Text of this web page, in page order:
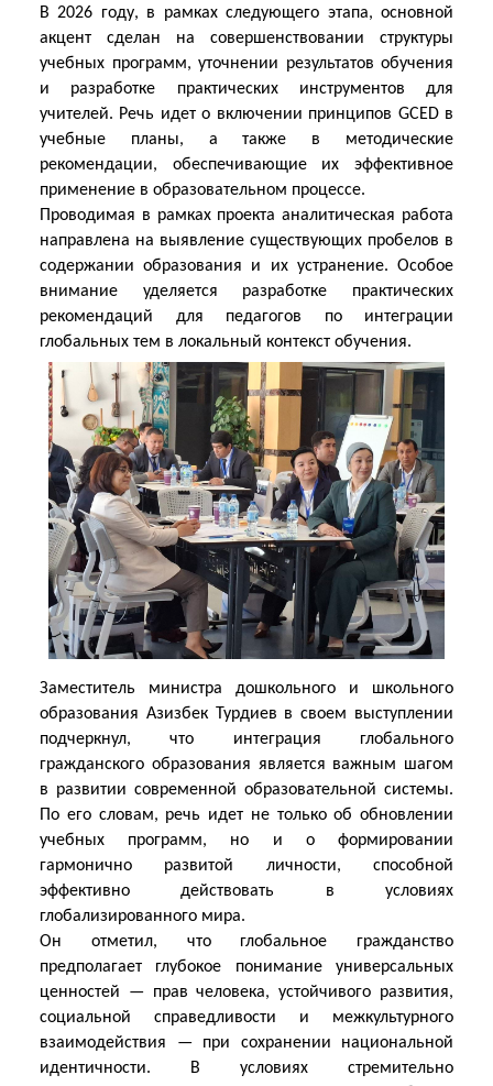
В 2026 году, в рамках следующего этапа, основной
акцент сделан на совершенствовании структуры
учебных программ, уточнении результатов обучения
и разработке практических инструментов для
учителей. Речь идет о включении принципов GCED в
учебные планы, а также в методические
рекомендации, обеспечивающие их эффективное
применение в образовательном процессе.
Проводимая в рамках проекта аналитическая работа
направлена на выявление существующих пробелов в
содержании образования и их устранение. Особое
внимание уделяется разработке практических
рекомендаций для педагогов по интеграции
глобальных тем в локальный контекст обучения.
Заместитель министра дошкольного и школьного
образования Азизбек Турдиев в своем выступлении
подчеркнул, что интеграция глобального
гражданского образования является важным шагом
в развитии современной образовательной системы.
По его словам, речь идет не только об обновлении
учебных программ, но и о формировании
гармонично развитой личности, способной
эффективно действовать в условиях
глобализированного мира.
Он отметил, что глобальное гражданство
предполагает глубокое понимание универсальных
ценностей — прав человека, устойчивого развития,
социальной справедливости и межкультурного
взаимодействия — при сохранении национальной
идентичности. В условиях стремительно